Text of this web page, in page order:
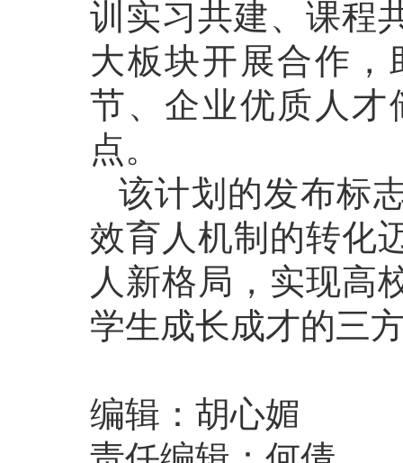
训实习共建、课程
大板块开展合作
节、企业优质人
点。
该计划的发布标
效育人机制的转化
人新格局，实现高
学生成长成才的三
编辑：胡心媚